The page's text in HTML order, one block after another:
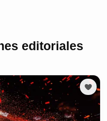
editoriales